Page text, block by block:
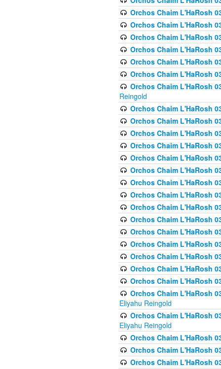
Orchos Chaim L'HaRosh
Orchos Chaim L'HaRosh
Orchos Chaim L'HaRosh
Orchos Chaim L'HaRosh
Orchos Chaim L'HaRosh
Orchos Chaim L'HaRosh
Orchos Chaim L'HaRosh
Reingold
Orchos Chaim L'HaRosh
Orchos Chaim L'HaRosh
Orchos Chaim L'HaRosh
Orchos Chaim L'HaRosh
Orchos Chaim L'HaRosh
Orchos Chaim L'HaRosh
Orchos Chaim L'HaRosh
Orchos Chaim L'HaRosh
Orchos Chaim L'HaRosh
Orchos Chaim L'HaRosh
Orchos Chaim L'HaRosh
Orchos Chaim L'HaRosh
Orchos Chaim L'HaRosh
Orchos Chaim L'HaRosh
Orchos Chaim L'HaRosh
Orchos Chaim L'HaRosh
Eliyahu Reingold
Orchos Chaim L'HaRosh
Eliyahu Reingold
Orchos Chaim L'HaRosh
Orchos Chaim L'HaRosh
Orchos Chaim L'HaRosh